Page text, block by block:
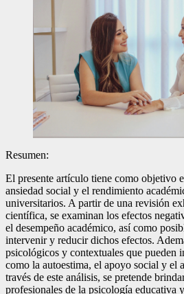
Resumen:
El presente artículo tiene como objetivo
ansiedad social y el rendimiento
universitarios. A partir de una revisión
científica, se examinan los efectos
el desempeño académico, así como
intervenir y reducir dichos efectos.
psicológicos y contextuales que pueden
como la autoestima, el apoyo social y el
través de este análisis, se pretende
profesionales de la psicología educativa